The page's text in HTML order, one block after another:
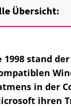
Übersicht:
1998 stand
in der
ihren